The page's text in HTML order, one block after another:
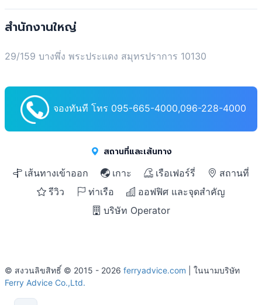
สำนักงานใหญ่
29/159 บางพึ่ง พระประแดง สมุทรปราการ 10130
จองทันที โทร 095-665-4000,096-228-4000
สถานที่และเส้นทาง
เส้นทางเข้าออก เกาะ เรือเฟอร์รี่
สถานที่
รีวิว
ท่าเรือ
ออฟฟิศ และจุดสำคัญ
บริษัท Operator
© สงวนลิขสิทธิ์ © 2015 - 2026 ferryadvice.com | ในนามบริษัท
Ferry Advice Co.,Ltd.